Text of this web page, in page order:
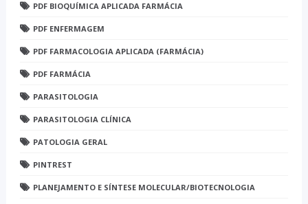
PDF BIOQUÍMICA APLICADA FARMÁCIA
PDF ENFERMAGEM
PDF FARMACOLOGIA APLICADA (FARMÁCIA)
PDF FARMÁCIA
PARASITOLOGIA
PARASITOLOGIA CLÍNICA
PATOLOGIA GERAL
PINTREST
PLANEJAMENTO E SÍNTESE MOLECULAR/BIOTECNOLOGIA